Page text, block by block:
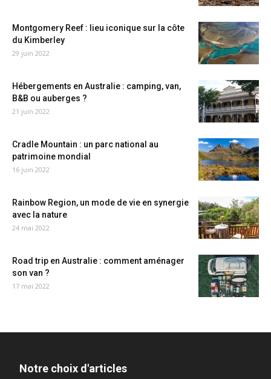
Montgomery Reef : lieu iconique sur la côte
du Kimberley
29 juin 2022
Hébergements en Australie : camping, van,
B&B ou auberges ?
21 juin 2022
Cradle Mountain : un parc national au
patrimoine mondial
16 juin 2022
Rainbow Region, un mode de vie en synergie
avec la nature
24 mai 2022
Road trip en Australie : comment aménager
son van ?
17 mai 2022
Notre choix d'articles